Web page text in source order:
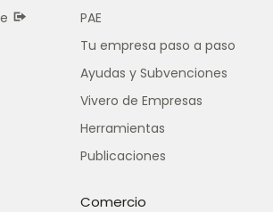
PAE
Tu empresa paso a paso
Ayudas y Subvenciones
Vivero de Empresas
Herramientas
Publicaciones
Comercio